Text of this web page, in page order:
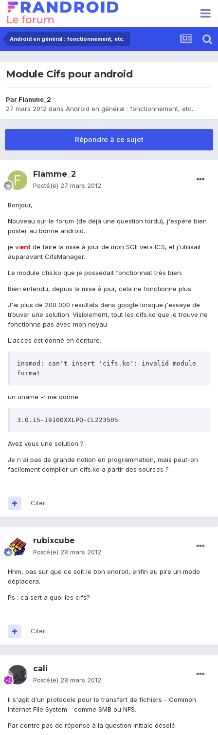
Android en général : fonctionnement, etc.
Module Cifs pour android
Par Flamme_2
27 mars 2012 dans Android en général : fonctionnement, etc.
Répondre à ce sujet
Flamme_2
Posté(e) 27 mars 2012
Bonjour,
Nouveau sur le forum (de déjà une question tordu), j'espère bien
poster au bonne android.
je vient de faire la mise à jour de mon SGII vers ICS, et j'utilisait
auparavant CifsManager.
Le module cfis.ko que je possédait fonctionnait très bien.
Bien entendu, depuis la mise à jour, cela ne fonctionne plus.
J'ai plus de 200 000 resultats dans google lorsque j'essaye de
trouver une solution. Visiblement, tout les cifs.ko que je trouve ne
fonctionne pas avec mon noyau
L'accès est donné en écriture.
insmod: can't insert 'cifs.ko': invalid module
un uname -r me donne :
Avez vous une solution ?
Je n'ai pas de grande notion en programmation, mais peut-on
facilement complier un cifs.ko a partir des sources ?
Citer
rubixcube
Posté(e) 28 mars 2012
Hhm, pas sur que ce soit le bon endroit, enfin au pire un modo
déplacera.
Ps : ca sert a quoi les cifs?
Citer
cali
Posté(e) 28 mars 2012
Il s'agit d'un protocole pour le transfert de fichiers - Common
Internet File System - comme SMB ou NFS.
Par contre pas de réponse à la question initiale désolé.